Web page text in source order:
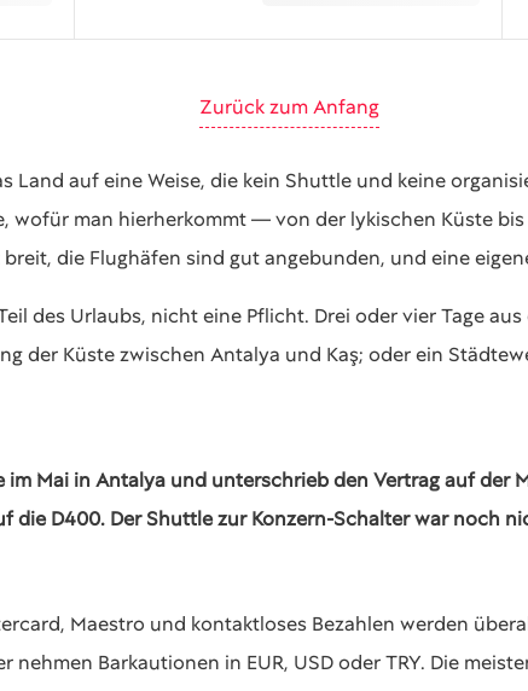
Zurück zum Anfang
Land auf eine Weise, die kein Shuttle und keine
wofür man hierherkommt — von der lykischen Küste
die Flughäfen sind gut angebunden, und eine
des Urlaubs, nicht eine Pflicht. Drei oder vier Tage
der Küste zwischen Antalya und Kaş; oder ein
im Mai in Antalya und unterschrieb den Vertrag auf der
die D400. Der Shuttle zur Konzern-Schalter war noch
Maestro und kontaktloses Bezahlen werden
Barkautionen in EUR, USD oder TRY. Die